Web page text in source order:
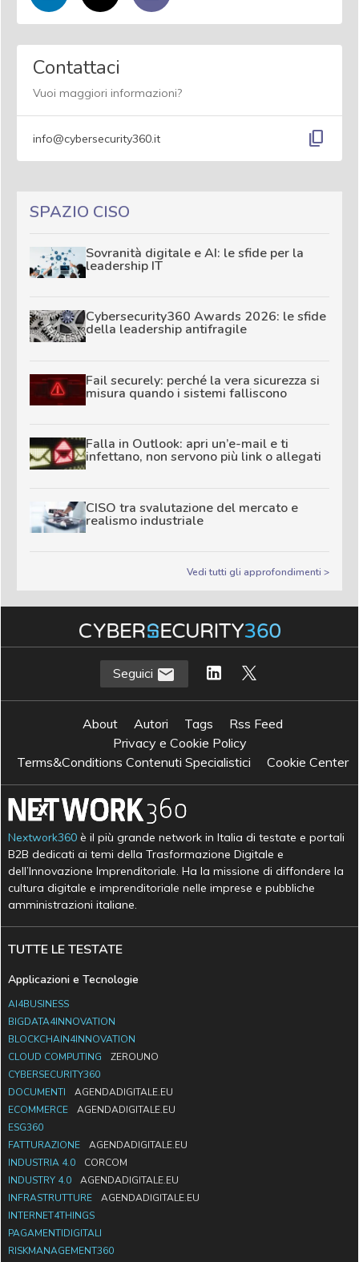
Contattaci
Vuoi maggiori informazioni?
info@cybersecurity360.it content_copy
SPAZIO CISO
Sovranità digitale e AI: le sfide per la
leadership IT
Cybersecurity360 Awards 2026: le sfide
della leadership antifragile
Fail securely: perché la vera sicurezza si
misura quando i sistemi falliscono
Falla in Outlook: apri un’e-mail e ti
infettano, non servono più link o allegati
CISO tra svalutazione del mercato e
realismo industriale
Vedi tutti gli approfondimenti >
Seguici
About Autori Tags
Rss Feed
Privacy e Cookie Policy
Terms&Conditions Contenuti Specialistici
Cookie Center
Nextwork360 è il più grande network in Italia di testate e portali
B2B dedicati ai temi della Trasformazione Digitale e
dell’Innovazione Imprenditoriale. Ha la missione di diffondere la
cultura digitale e imprenditoriale nelle imprese e pubbliche
amministrazioni italiane.
TUTTE LE TESTATE
Applicazioni e Tecnologie
AI4BUSINESS
BIGDATA4INNOVATION
BLOCKCHAIN4INNOVATION
CLOUD COMPUTING
ZEROUNO
CYBERSECURITY360
DOCUMENTI
AGENDADIGITALE.EU
ECOMMERCE
AGENDADIGITALE.EU
ESG360
FATTURAZIONE
AGENDADIGITALE.EU
INDUSTRIA 4.0
CORCOM
INDUSTRY 4.0
AGENDADIGITALE.EU
INFRASTRUTTURE
AGENDADIGITALE.EU
INTERNET4THINGS
PAGAMENTIDIGITALI
RISKMANAGEMENT360